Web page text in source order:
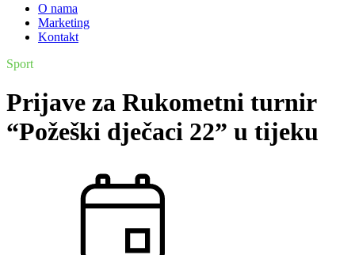
O nama
Marketing
Kontakt
Sport
Prijave za Rukometni turnir
“Požeški dječaci 22” u tijeku